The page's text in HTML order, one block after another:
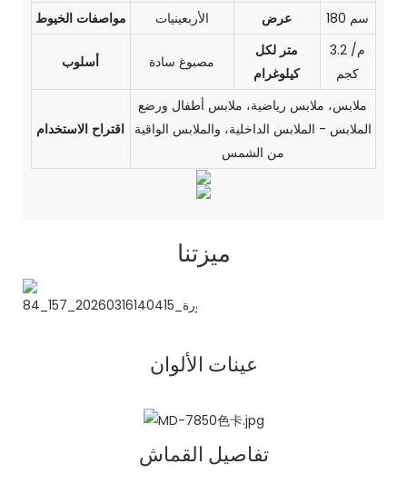
مواصفات الخيوط الأربعينيات عرض 180 سم
أسلوب مصبوغ سادة
متر لكل
كيلوغرام
3.2 م/
كجم
اقتراح الاستخدام
ملابس، ملابس رياضية، ملابس أطفال ورضع
الملابس - الملابس الداخلية، والملابس الواقية
من الشمس
ميزتنا
عينات الألوان
تفاصيل القماش